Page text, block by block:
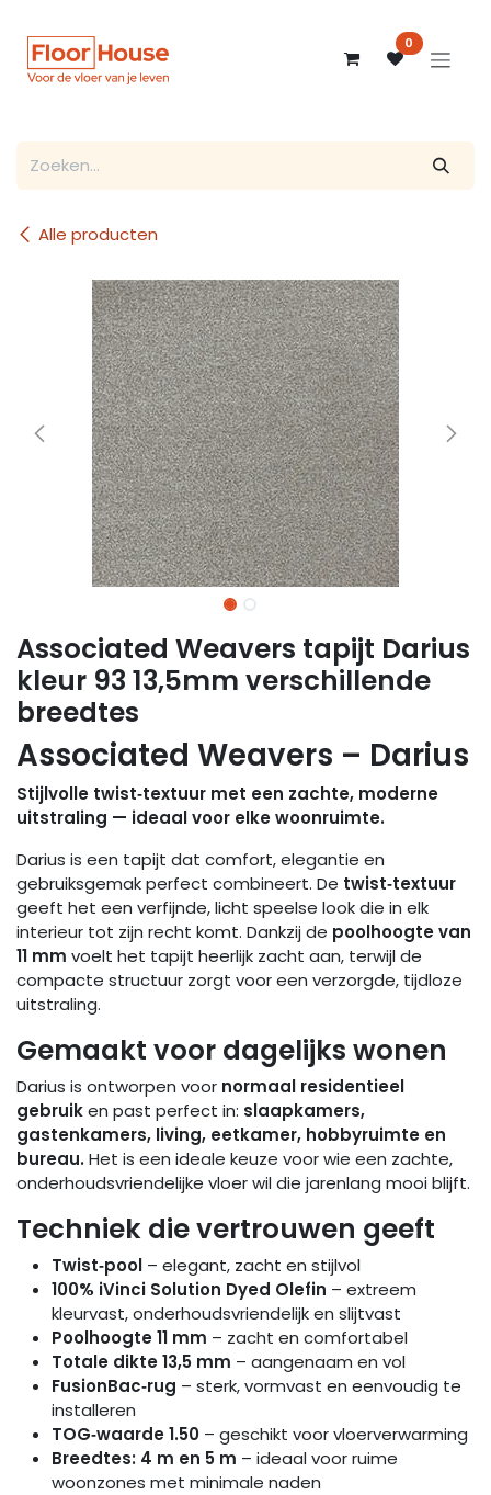
0
Alle producten
Associated Weavers tapijt Darius
kleur 93 13,5mm verschillende
breedtes
Associated Weavers – Darius
Stijlvolle twist‑textuur met een zachte, moderne
uitstraling — ideaal voor elke woonruimte.
Darius is een tapijt dat comfort, elegantie en
gebruiksgemak perfect combineert. De twist‑textuur
geeft het een verfijnde, licht speelse look die in elk
interieur tot zijn recht komt. Dankzij de poolhoogte van
11 mm voelt het tapijt heerlijk zacht aan, terwijl de
compacte structuur zorgt voor een verzorgde, tijdloze
uitstraling.
Gemaakt voor dagelijks wonen
Darius is ontworpen voor normaal residentieel
gebruiken past perfect in: slaapkamers,
gastenkamers, living, eetkamer, hobbyruimte en
bureau.Het is een ideale keuze voor wie een zachte,
onderhoudsvriendelijke vloer wil die jarenlang mooi blijft.
Techniek die vertrouwen geeft
Twist‑pool – elegant, zacht en stijlvol
100% iVinci Solution Dyed Olefin – extreem
kleurvast, onderhoudsvriendelijk en slijtvast
Poolhoogte 11 mm – zacht en comfortabel
Totale dikte 13,5 mm – aangenaam en vol
FusionBac‑rug – sterk, vormvast en eenvoudig te
installeren
TOG‑waarde 1.50 – geschikt voor vloerverwarming
Breedtes: 4 m en 5 m – ideaal voor ruime
woonzones met minimale naden